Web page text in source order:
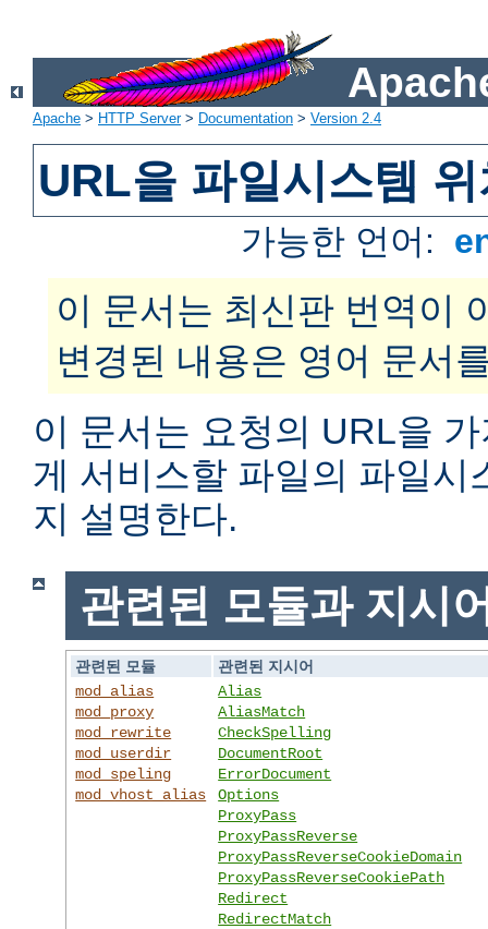
Apache > HTTP Server> Documentation > Version 2.4
URL을 파일시스템
가능한 언어:
이 문서는 최신판 번역이
변경된 내용은 영어 문서
이 문서는 요청의 URL을
게 서비스할 파일의 파일시
지 설명한다.
관련된 모듈과 지시
관련된 모듈
관련된 지시어
mod_alias
mod_proxy
mod_rewrite
mod_userdir
mod_speling
mod_vhost_alias
Alias
AliasMatch
CheckSpelling
DocumentRoot
ErrorDocument
Options
ProxyPass
ProxyPassReverse
ProxyPassReverseCookieDomain
ProxyPassReverseCookiePath
Redirect
RedirectMatch